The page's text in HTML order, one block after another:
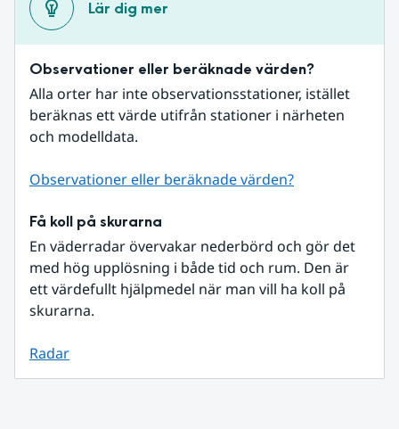
Lär dig mer
Observationer eller beräknade värden?
Alla orter har inte observationsstationer, istället
beräknas ett värde utifrån stationer i närheten
och modelldata.
Observationer eller beräknade värden?
Få koll på skurarna
En väderradar övervakar nederbörd och gör det
med hög upplösning i både tid och rum. Den är
ett värdefullt hjälpmedel när man vill ha koll på
skurarna.
Radar